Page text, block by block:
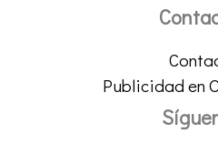
Publicidad en